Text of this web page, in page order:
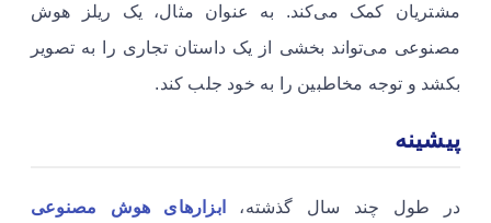
مشتریان کمک می‌کند. به عنوان مثال، یک ریلز هوش
مصنوعی می‌تواند بخشی از یک داستان تجاری را به تصویر
بکشد و توجه مخاطبین را به خود جلب کند.
پیشینه
در طول چند سال گذشته،
ابزارهای هوش مصنوعی